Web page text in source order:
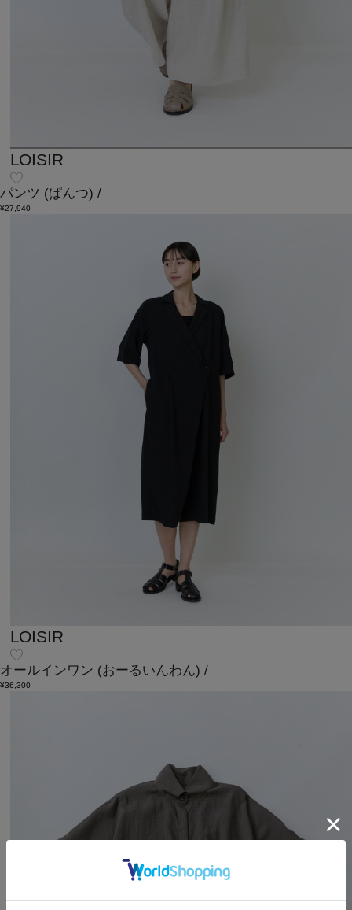
LOISIR
パンツ (ぱんつ) /
¥27,940
LOISIR
オールインワン (おーるいんわん) /
¥36,300